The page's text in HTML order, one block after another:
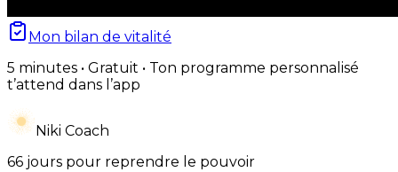
Mon bilan de vitalité
5 minutes • Gratuit • Ton programme personnalisé
t’attend dans l’app
Niki Coach
66 jours pour reprendre le pouvoir